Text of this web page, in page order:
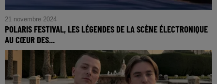
21 novembre 2024
POLARIS FESTIVAL, LES LÉGENDES DE LA SCÈNE ÉLECTRONIQUE
AU CŒUR DES...